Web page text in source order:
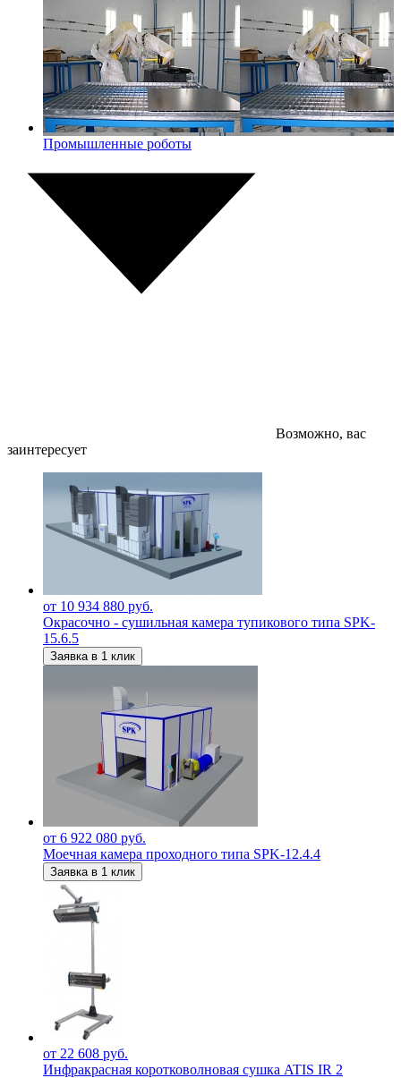
Промышленные роботы
Возможно, вас
заинтересует
от 10 934 880 руб.
Окрасочно - сушильная камера тупикового типа SPK-
15.6.5
Заявка в 1 клик
от 6 922 080 руб.
Моечная камера проходного типа SPK-12.4.4
Заявка в 1 клик
от 22 608 руб.
Инфракрасная коротковолновая сушка ATIS IR 2